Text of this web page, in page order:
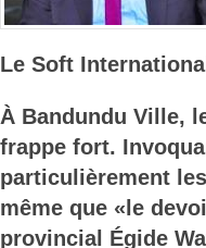
Le Soft
À Bandundu Ville,
frappe fort.
particulièrement les
même que «le
provincial Égide